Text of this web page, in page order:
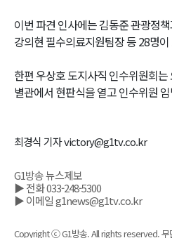
이번 파견 인사에는 김동준 관광정
강의현 필수의료지원팀장 등 28명
한편 우상호 도지사직 인수위원회
별관에서 현판식을 열고 인수위원
최경식 기자 victory@g1tv.co.kr
G1방송 뉴스제보
▶ 전화 033-248-5300
▶ 이메일 g1news@g1tv.co.kr
Copyright ⓒ G1방송. All rights reserved. 무